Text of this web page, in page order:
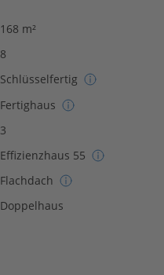
168 m²
8
Schlüsselfertig
Fertighaus
3
Effizienzhaus 55
Flachdach
Doppelhaus